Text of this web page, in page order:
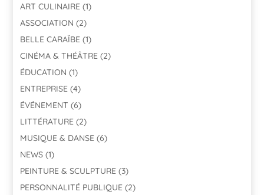
ART CULINAIRE (1)
ASSOCIATION (2)
BELLE CARAÏBE (1)
CINÉMA & THÉÂTRE (2)
ÉDUCATION (1)
ENTREPRISE (4)
ÉVÉNEMENT (6)
LITTÉRATURE (2)
MUSIQUE & DANSE (6)
NEWS (1)
PEINTURE & SCULPTURE (3)
PERSONNALITÉ PUBLIQUE (2)